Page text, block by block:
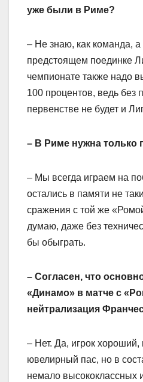
уже были в Риме?
– Не знаю, как команда,
предстоящем поединке
чемпионате также надо
100 процентов, ведь без
первенстве не будет и
– В Риме нужна только
– Мы всегда играем на
остались в памяти не
сражения с той же
думаю, даже без
бы обыграть.
– Согласен, что
«Динамо» в матче с
нейтрализация
– Нет. Да, игрок хороший,
ювелирный пас, но в
немало высококлассных